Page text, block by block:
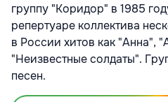
группу "Коридор" в 1985
репертуаре коллектива
в России хитов как "Анна",
"Неизвестные солдаты".
песен.